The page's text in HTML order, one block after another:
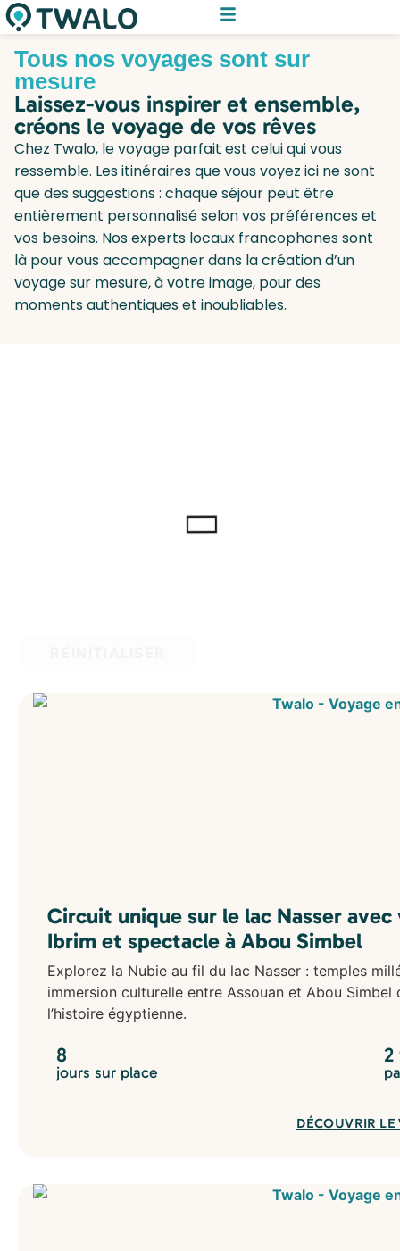
Tous nos voyages sont sur
mesure
Laissez-vous inspirer et ensemble,
créons le voyage de vos rêves
Chez Twalo, le voyage parfait est celui qui vous
ressemble. Les itinéraires que vous voyez ici ne sont
que des suggestions : chaque séjour peut être
entièrement personnalisé selon vos préférences et
vos besoins. Nos experts locaux francophones sont
là pour vous accompagner dans la création d’un
voyage sur mesure, à votre image, pour des
moments authentiques et inoubliables.
Circuit unique sur le lac Nasser
Ibrim et spectacle à Abou Simbel
Explorez la Nubie au fil du lac Nasser : temples
immersion culturelle entre Assouan et Abou
l’histoire égyptienne.
8
jours sur place
2
DÉCOUVRIR LE